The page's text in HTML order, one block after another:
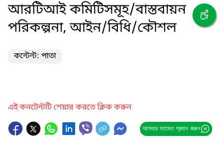
আরটিআই কমিটিসমূহ/বাস্তবায়ন
পরিকল্পনা, আইন/বিধি/কৌশল
কন্টেন্ট: পাতা
এই কনটেন্টটি শেয়ার করতে ক্লিক করুন
আপনার মতামত প্রদান করুন